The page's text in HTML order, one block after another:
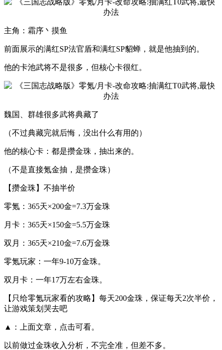
主角：霜序丶摸鱼
前面展示的满红SP法官盾和满红SP貂蝉，就是他抽到的。
他的卡池武将不是很多，但核心卡很红。
魏国、群雄很多武将典藏了
（不过典藏完就后悔，没出什么有用的）
他的核心卡：都是攒金珠，抽出来的。
（不是直接氪金抽，是攒金珠）
【攒金珠】不抽半价
零氪：365天×200金=7.3万金珠
月卡：365天×150金=5.5万金珠
双月：365天×210金=7.6万金珠
零氪玩家：一年9-10万金珠。
双月卡：一年17万左右金珠。
【只给零氪玩家看的攻略】每天200金珠，保证每天2次半价，
让游戏策划哭去吧
▲：上面文章，点击可看。
以前做过金珠收入分析，不完全准，但差不多。